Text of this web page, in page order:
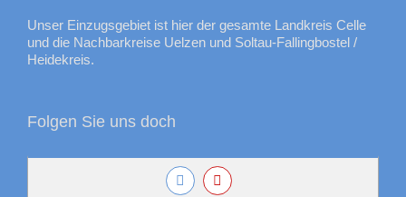
Unser Einzugsgebiet ist hier der gesamte Landkreis Celle
und die Nachbarkreise Uelzen und Soltau-Fallingbostel /
Heidekreis.
Folgen Sie uns doch